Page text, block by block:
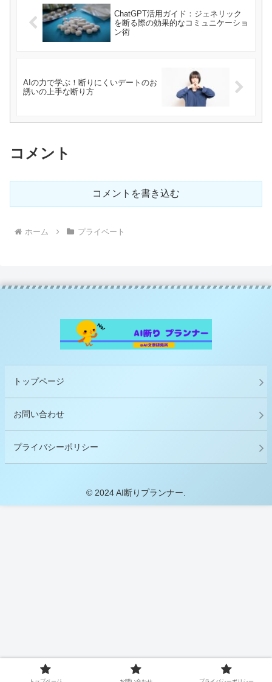
ChatGPT活用ガイド：ジェネリック
を断る際の効果的なコミュニケーショ
ン術
AIの力で学ぶ！断りにくいデートのお
誘いの上手な断り方
コメント
コメントを書き込む
ホーム プライベート
トップページ
お問い合わせ
プライバシーポリシー
© 2024 AI断りプランナー.